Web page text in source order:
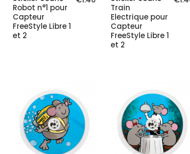
Robot n°1 pour
Capteur
FreeStyle Libre 1
et 2
Train
Electrique pour
Capteur
FreeStyle Libre 1
et 2